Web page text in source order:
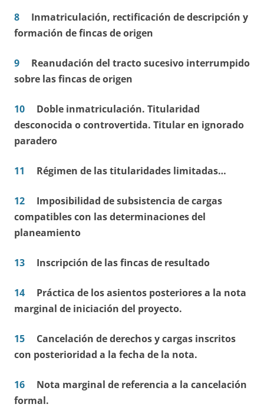
8 Inmatriculación, rectificación de descripción y
formación de fincas de origen
9 Reanudación del tracto sucesivo interrumpido
sobre las fincas de origen
10 Doble inmatriculación. Titularidad
desconocida o controvertida. Titular en ignorado
paradero
11 Régimen de las titularidades limitadas…
12 Imposibilidad de subsistencia de cargas
compatibles con las determinaciones del
planeamiento
13 Inscripción de las fincas de resultado
14 Práctica de los asientos posteriores a la nota
marginal de iniciación del proyecto.
15 Cancelación de derechos y cargas inscritos
con posterioridad a la fecha de la nota.
16 Nota marginal de referencia a la cancelación
formal.